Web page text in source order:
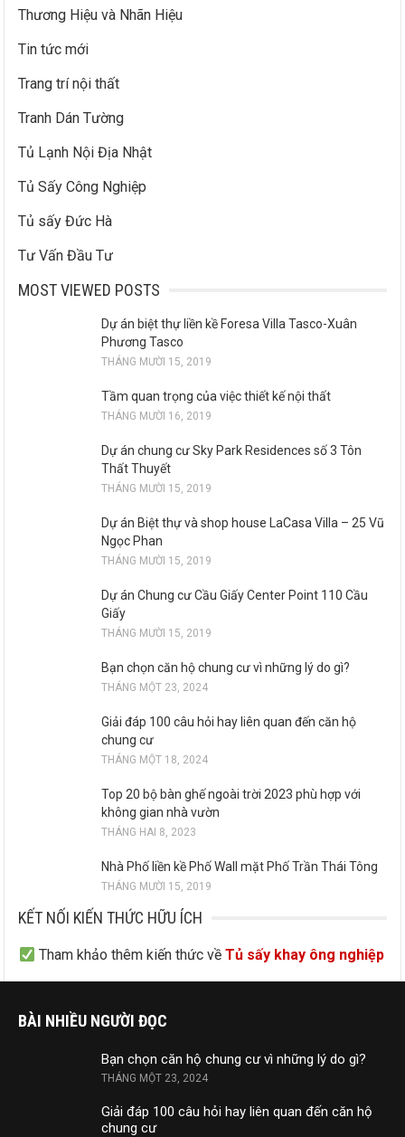
Thương Hiệu và Nhãn Hiệu
Tin tức mới
Trang trí nội thất
Tranh Dán Tường
Tủ Lạnh Nội Địa Nhật
Tủ Sấy Công Nghiệp
Tủ sấy Đức Hà
Tư Vấn Đầu Tư
MOST VIEWED POSTS
Dự án biệt thự liền kề Foresa Villa Tasco-Xuân
Phương Tasco
THÁNG MƯỜI 15, 2019
Tầm quan trọng của việc thiết kế nội thất
THÁNG MƯỜI 16, 2019
Dự án chung cư Sky Park Residences số 3 Tôn
Thất Thuyết
THÁNG MƯỜI 15, 2019
Dự án Biệt thự và shop house LaCasa Villa – 25 Vũ
Ngọc Phan
THÁNG MƯỜI 15, 2019
Dự án Chung cư Cầu Giấy Center Point 110 Cầu
Giấy
THÁNG MƯỜI 15, 2019
Bạn chọn căn hộ chung cư vì những lý do gì?
THÁNG MỘT 23, 2024
Giải đáp 100 câu hỏi hay liên quan đến căn hộ
chung cư
THÁNG MỘT 18, 2024
Top 20 bộ bàn ghế ngoài trời 2023 phù hợp với
không gian nhà vườn
THÁNG HAI 8, 2023
Nhà Phố liền kề Phố Wall mặt Phố Trần Thái Tông
THÁNG MƯỜI 15, 2019
KẾT NỐI KIẾN THỨC HỮU ÍCH
Tham khảo thêm kiến thức về Tủ sấy khay ông nghiệp
BÀI NHIỀU NGƯỜI ĐỌC
Bạn chọn căn hộ chung cư vì những lý do gì?
THÁNG MỘT 23, 2024
Giải đáp 100 câu hỏi hay liên quan đến căn hộ
chung cư